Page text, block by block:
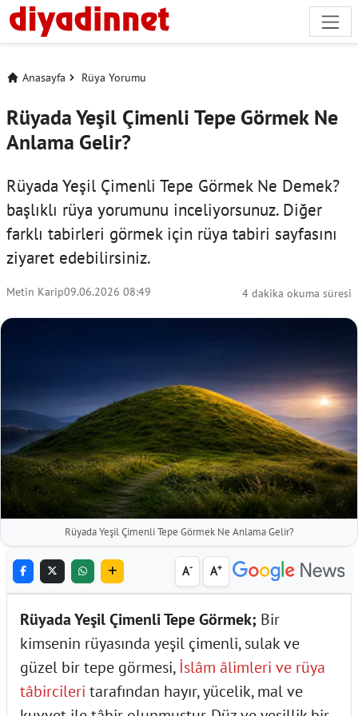
Anasayfa Rüya Yorumu
Rüyada Yeşil Çimenli Tepe Görmek Ne
Anlama Gelir?
Rüyada Yeşil Çimenli Tepe Görmek Ne Demek?
başlıklı rüya yorumunu inceliyorsunuz. Diğer
farklı tabirleri görmek için rüya tabiri sayfasını
ziyaret edebilirsiniz.
Metin Karip09.06.2026 08:49 4 dakika okuma süresi
Rüyada Yeşil Çimenli Tepe Görmek Ne Anlama Gelir?
A- A+
Rüyada Yeşil Çimenli Tepe Görmek; Bir
kimsenin rüyasında yeşil çimenli, sulak ve
güzel bir tepe görmesi,İslâm âlimleri ve rüya
tâbircileri tarafından hayır, yücelik, mal ve